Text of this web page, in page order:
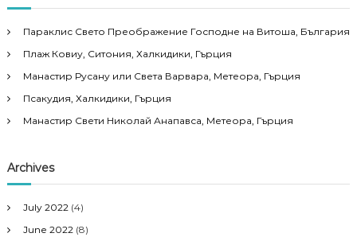
Параклис Свето Преображение Господне на Витоша, България
Плаж Ковиу, Ситония, Халкидики, Гърция
Манастир Русану или Света Варвара, Метеора, Гърция
Псакудия, Халкидики, Гърция
Манастир Свети Николай Анапавса, Метеора, Гърция
Archives
July 2022 (4)
June 2022 (8)